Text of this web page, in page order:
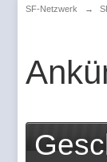
SF-Netzwerk →